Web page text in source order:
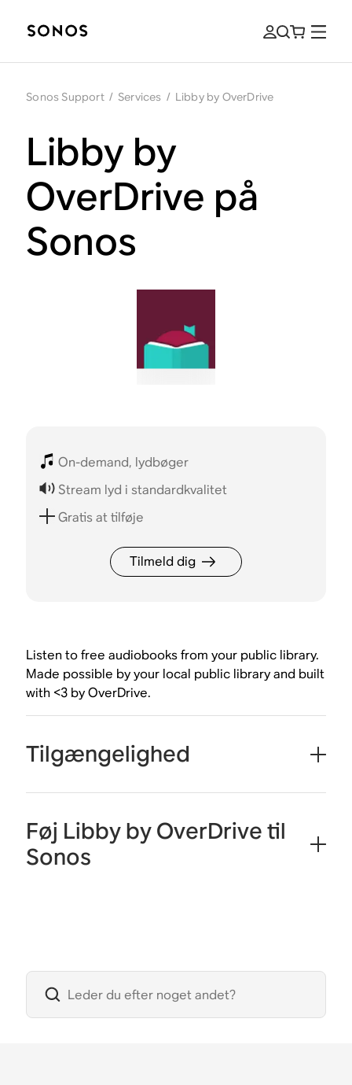
Sonos Support / Services / Libby by OverDrive
Libby by
OverDrive på
Sonos
On-demand, lydbøger
Stream lyd i standardkvalitet
Gratis at tilføje
Tilmeld dig
Listen to free audiobooks from your public library.
Made possible by your local public library and built
with <3 by OverDrive.
Tilgængelighed
Føj Libby by OverDrive til
Sonos